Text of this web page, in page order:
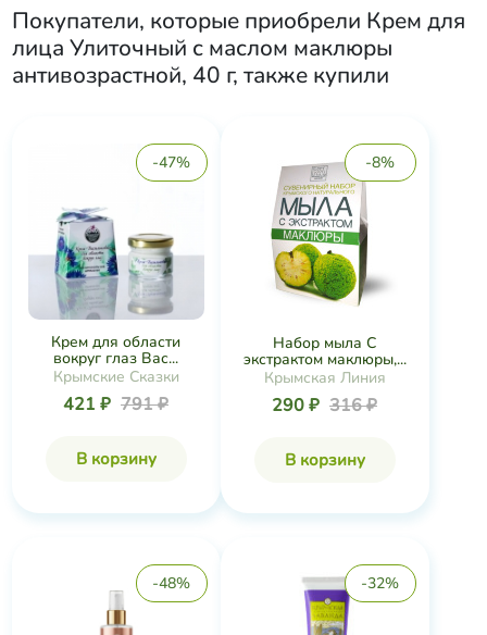
Покупатели, которые приобрели ​Крем для
лица Улиточный с маслом маклюры
антивозрастной, 40 г​, также купили
-47%
Крем для области
вокруг глаз Вас...
Крымские Сказки
421 ₽ 791 ₽
В корзину
-8%
Набор мыла С
экстрактом маклюры,...
Крымская Линия
290 ₽ 316 ₽
В корзину
-48% -32%